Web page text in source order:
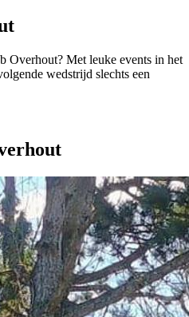
Overhout? Met leuke events in het
wedstrijd slechts een